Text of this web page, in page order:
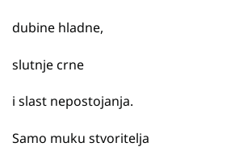
dubine hladne,
slutnje crne
i slast nepostojanja.
Samo muku stvoritelja